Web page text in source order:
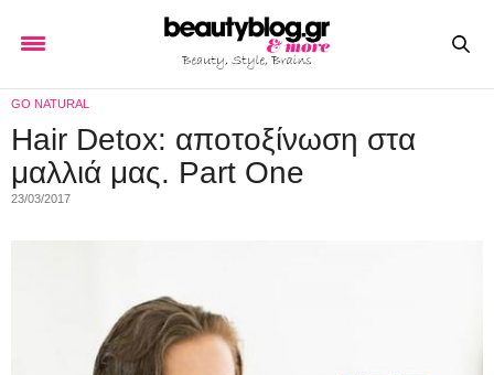
GO NATURAL
Hair Detox: αποτοξίνωση στα
μαλλιά μας. Part One
23/03/2017